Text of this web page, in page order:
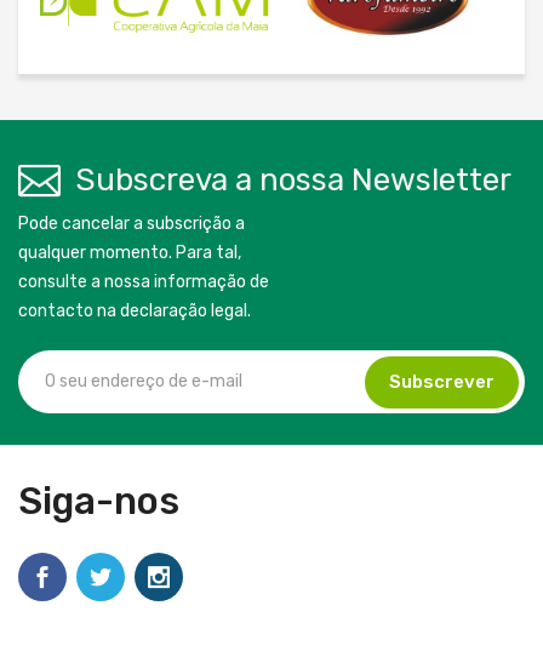
Subscreva a nossa Newsletter
Pode cancelar a subscrição a
qualquer momento. Para tal,
consulte a nossa informação de
contacto na declaração legal.
Siga-nos